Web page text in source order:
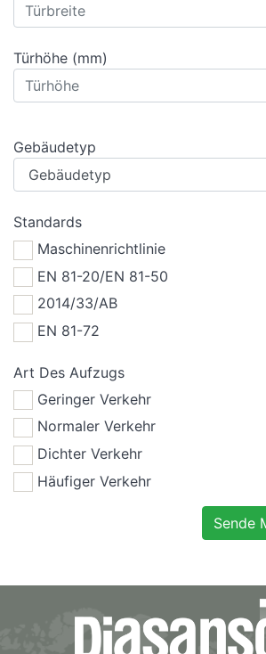
Türhöhe (mm)
Gebäudetyp
Standards
Maschinenrichtlinie
EN 81-20/EN 81-50
2014/33/AB
EN 81-72
Art Des Aufzugs
Geringer Verkehr
Normaler Verkehr
Dichter Verkehr
Häufiger Verkehr
Sende